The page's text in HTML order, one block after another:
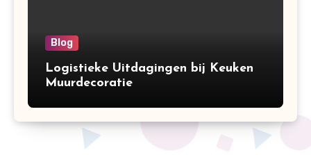
Blog
Logistieke Uitdagingen bij Keuken
Muurdecoratie